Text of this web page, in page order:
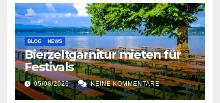
BLOG NEWS
Bierzeltgarnitur mieten für
Festivals
05/08/2026 KEINE KOMMENTARE